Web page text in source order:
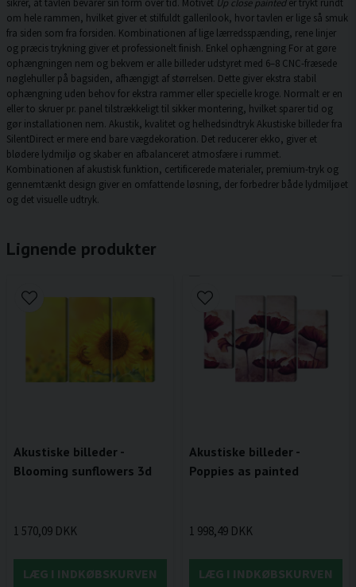
om hele rammen, hvilket giver et stilfuldt gallerilook, hvor tavlen er lige så smuk
fra siden som fra forsiden. Kombinationen af lige lærredsspænding, rene linjer
og præcis trykning giver et professionelt finish. Enkel ophængning For at gøre
ophængningen nem og bekvem er alle billeder udstyret med 6–8 CNC-fræsede
nøglehuller på bagsiden, afhængigt af størrelsen. Dette giver ekstra stabil
ophængning uden behov for ekstra rammer eller specielle kroge. Normalt er en
eller to skruer pr. panel tilstrækkeligt til sikker montering, hvilket sparer tid og
gør installationen nem. Akustik, kvalitet og helhedsindtryk Akustiske billeder fra
SilentDirect er mere end bare vægdekoration. Det reducerer ekko, giver et
blødere lydmiljø og skaber en afbalanceret atmosfære i rummet.
Kombinationen af akustisk funktion, certificerede materialer, premium-tryk og
gennemtænkt design giver en omfattende løsning, der forbedrer både lydmiljøet
og det visuelle udtryk.
Lignende produkter
Akustiske billeder -
Blooming sunflowers 3d
1 570,09 DKK
LÆG I INDKØBSKURVEN
Akustiske billeder -
Poppies as painted
1 998,49 DKK
LÆG I INDKØBSKURVEN